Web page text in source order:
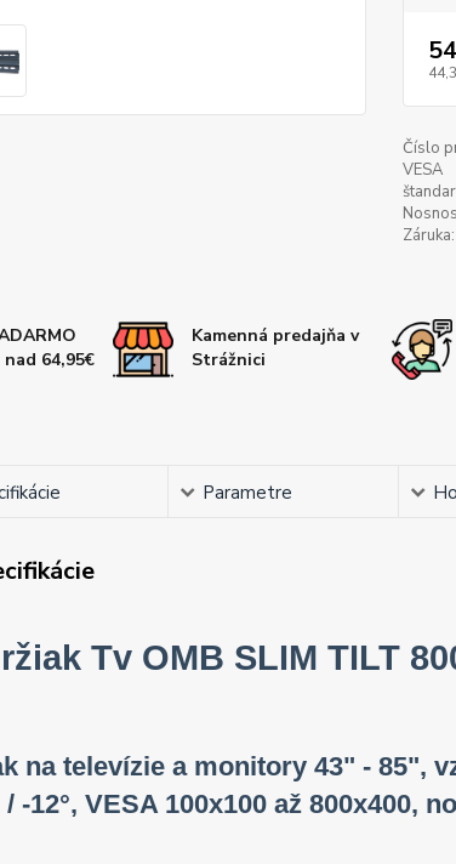
Číslo
VESA
Záruka:
64,95€
Kamenná predajňa v
Strážnici
Parametre
Tv OMB SLIM TILT
na televízie a monitory 43" - 85",
-12°, VESA 100x100 až 800x400,